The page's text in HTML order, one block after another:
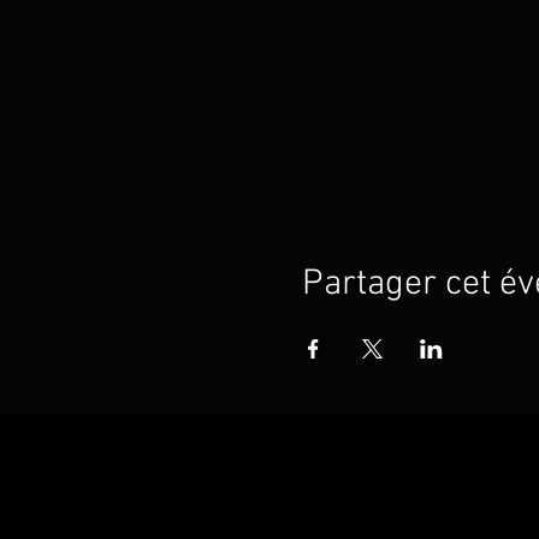
Partager cet